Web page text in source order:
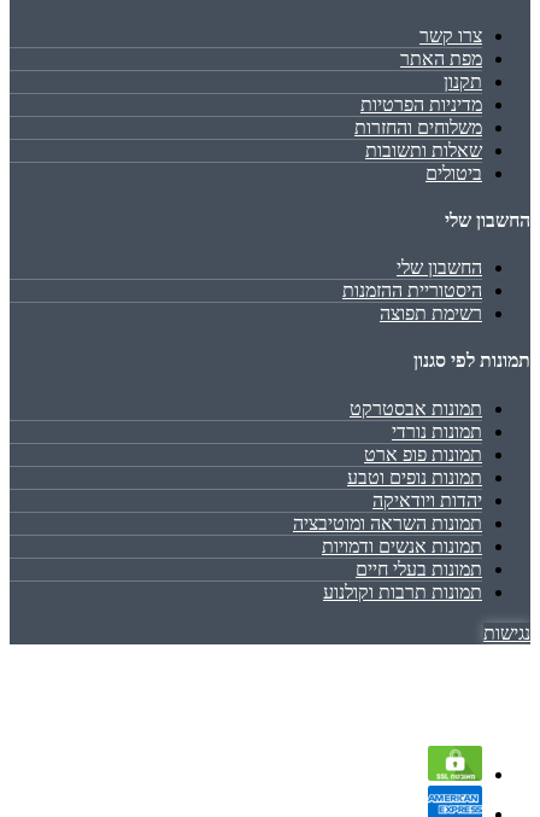
צרו קשר
מפת האתר
תקנון
מדיניות הפרטיות
משלוחים והחזרות
שאלות ותשובות
ביטולים
החשבון שלי
החשבון שלי
היסטוריית ההזמנות
רשימת תפוצה
תמונות לפי סגנון
תמונות אבסטרקט
תמונות נורדי
תמונות פופ ארט
תמונות נופים וטבע
יהדות ויודאיקה
תמונות השראה ומוטיבציה
תמונות אנשים ודמויות
תמונות בעלי חיים
תמונות תרבות וקולנוע
נגישות